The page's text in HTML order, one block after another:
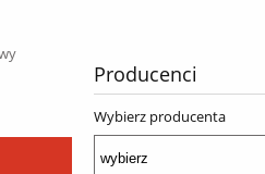
Producenci
Wybierz producenta